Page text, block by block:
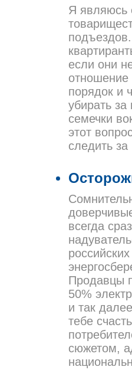
Я являюсь
если они
отношение
порядок и
убирать
семечки
этот
следить за
всегда
Продавцы
50%
и так
тебе
сюжетом,